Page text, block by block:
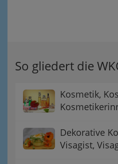
So gliedert die
Kosmetik,
Dekorative
Visagist,